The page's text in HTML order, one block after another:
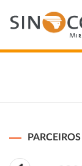
PARCEIROS